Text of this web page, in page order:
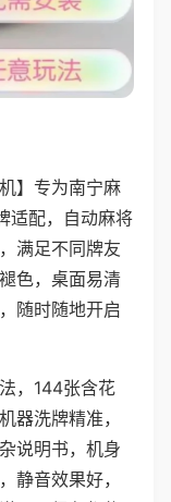
】专为南宁麻
适配，自动麻将
满足不同牌友
色，桌面易清
随时随地开启
，144张含花
器洗牌精准，
说明书，机身
静音效果好，